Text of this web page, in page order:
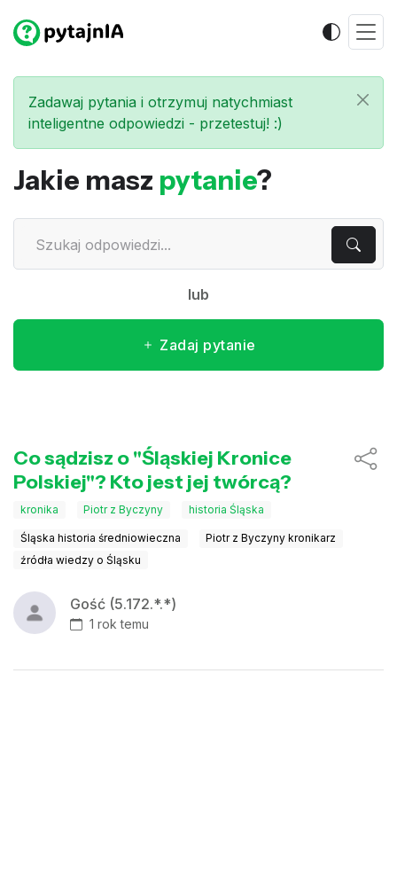
Zadawaj pytania i otrzymuj natychmiast
inteligentne odpowiedzi - przetestuj! :)
Jakie masz pytanie?
lub
Zadaj pytanie
Co sądzisz o "Śląskiej Kronice
Polskiej"? Kto jest jej twórcą?
kronika Piotr z Byczyny historia Śląska
Śląska historia średniowieczna
Piotr z Byczyny kronikarz
źródła wiedzy o Śląsku
Gość (5.172.*.*)
1 rok temu